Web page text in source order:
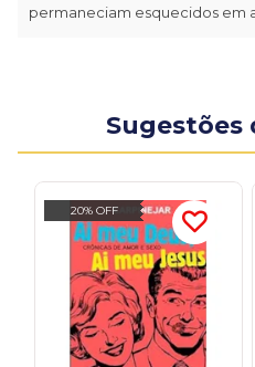
permaneciam esquecidos em
Sugestões
20% OFF